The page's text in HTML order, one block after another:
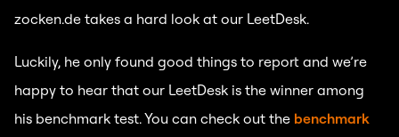
zocken.de takes a hard look at our LeetDesk.
Luckily, he only found good things to report and we’re
happy to hear that our LeetDesk is the winner among
his benchmark test. You can check out the benchmark